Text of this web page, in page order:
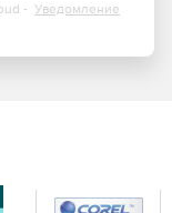
- Уведомление